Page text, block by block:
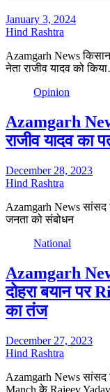
January 3, 2024
Hind Rashtra
Azamgarh News
नेता राजीव यादव को
Opinion
Azamgarh
राजीव यादव का
December 28, 2023
Hind Rashtra
Azamgarh News
जनता को संबोधन
National
Azamgarh
दोहरा बयान
का तंज
December 27, 2023
Hind Rashtra
Azamgarh News सांसद
Manch के Rajeev